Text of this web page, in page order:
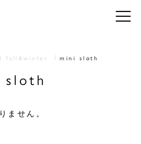
メニ
fall&winter mini sloth
sloth
ません。